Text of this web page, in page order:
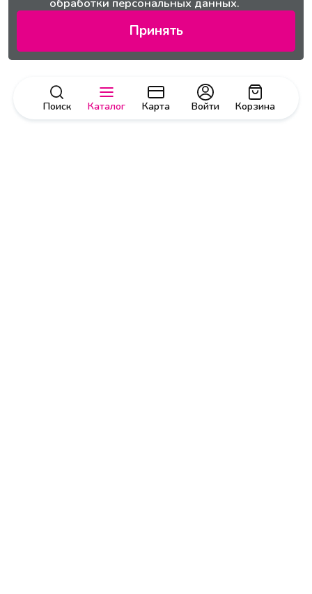
Поиск Каталог Карта Корзина
Войти
Принять